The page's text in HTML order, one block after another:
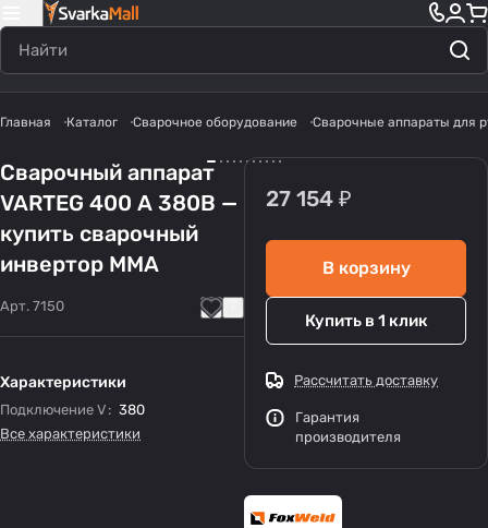
Главная Каталог Сварочное оборудование Сварочные аппараты для
Сварочный аппарат
VARTEG 400 А 380В —
купить сварочный
инвертор MMA
Арт. 7150
Характеристики
Подключение V : 380
Все характеристики
27 154 ₽
В корзину
Купить в 1 клик
Рассчитать доставку
Гарантия
производителя